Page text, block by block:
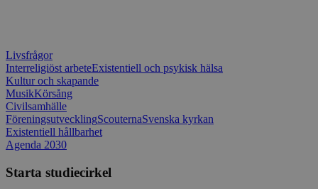
Livsfrågor
Interreligiöst arbeteExistentiell och psykisk hälsa
Kultur och skapande
MusikKörsång
Civilsamhälle
FöreningsutvecklingScouternaSvenska kyrkan
Existentiell hållbarhet
Agenda 2030
Starta studiecirkel